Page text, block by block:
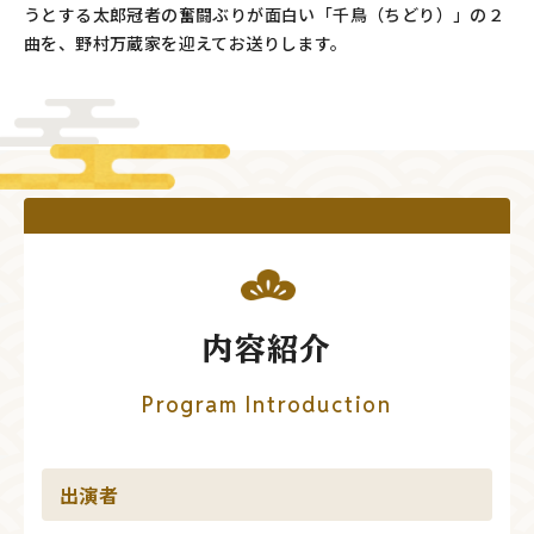
うとする太郎冠者の奮闘ぶりが面白い「千鳥（ちどり）」の２
曲を、野村万蔵家を迎えてお送りします。
内容紹介
Program Introduction
出演者